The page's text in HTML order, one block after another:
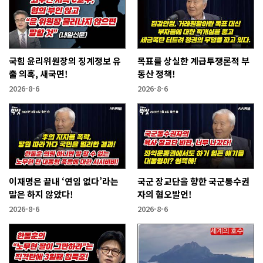
국힘 윤리위원장의 징계정보 유
출 의혹, 새국면!
2026-8-6
목표를 상실한 계급투쟁론적 부
동산 정책!
2026-8-6
이재명은 끝내 ‘연임 없다’라는
말은 하지 않았다!
2026-8-6
국군 장교단을 향한 국군통수권
자의 혐오발언!
2026-8-6